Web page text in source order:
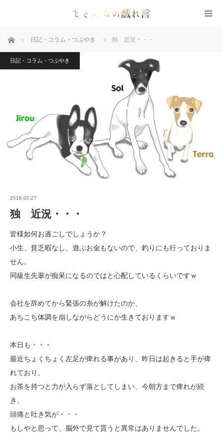
ホーム 日記・コラム・つぶやき 独 近況・・・
日記・コラム・つぶやき
2016.02.27
独 近況・・・
皆様如何お過ごしでしょうか？
小生、貧乏暇なし、遊ぶお金もないので、釣りにも行っておりま
せん。
同級生先輩が痴呆になるのではと心配しているくらいですｗ
会社を辞めてから緊張の糸が解けたのか、
あちこち体調を崩しながらどうにか生きておりますｗ
本日も・・・
最近ちょくちょく左足が痺れる事があり、昨日は起きると手が痺
れており、
お茶を持つと力が入らず落としてしまい、今朝方まで痺れが続
き、
頭痛と吐き気が・・・
もしやと思って、脳外で見て貰うと異常はありませんでした。